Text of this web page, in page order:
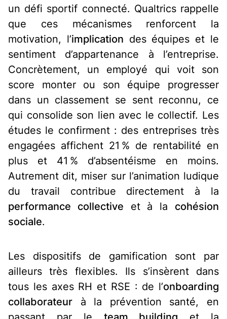
un défi sportif connecté. Qualtrics rappelle
que ces mécanismes renforcent la
motivation, l’implication des équipes et le
sentiment d’appartenance à l’entreprise.
Concrètement, un employé qui voit son
score monter ou son équipe progresser
dans un classement se sent reconnu, ce
qui consolide son lien avec le collectif. Les
études le confirment : des entreprises très
engagées affichent 21 % de rentabilité en
plus et 41 % d’absentéisme en moins.
Autrement dit, miser sur l’animation ludique
du travail contribue directement à la
performance collective et à la cohésion
sociale.
Les dispositifs de gamification sont par
ailleurs très flexibles. Ils s’insèrent dans
tous les axes RH et RSE : de l’onboarding
collaborateur à la prévention santé, en